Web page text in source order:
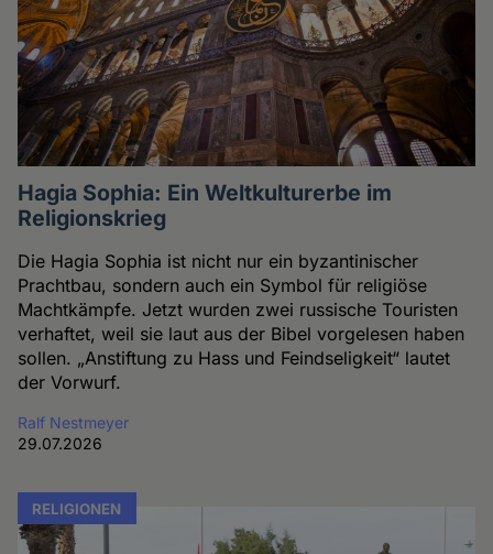
Hagia Sophia: Ein Weltkulturerbe im
Religionskrieg
Die Hagia Sophia ist nicht nur ein byzantinischer
Prachtbau, sondern auch ein Symbol für religiöse
Machtkämpfe. Jetzt wurden zwei russische Touristen
verhaftet, weil sie laut aus der Bibel vorgelesen haben
sollen. „Anstiftung zu Hass und Feindseligkeit“ lautet
der Vorwurf.
Ralf Nestmeyer
29.07.2026
RELIGIONEN